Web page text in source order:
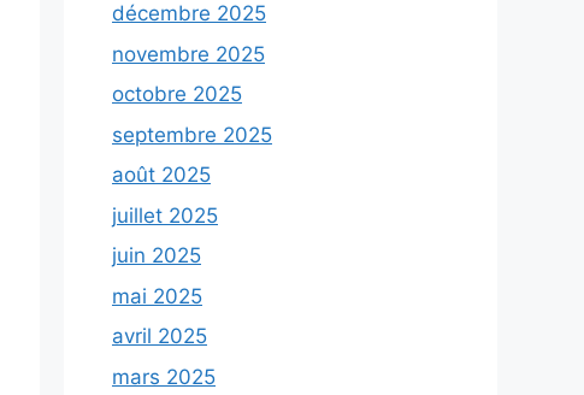
décembre 2025
novembre 2025
octobre 2025
septembre 2025
août 2025
juillet 2025
juin 2025
mai 2025
avril 2025
mars 2025